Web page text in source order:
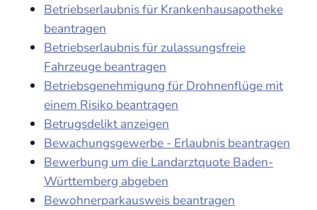
Betriebserlaubnis für Krankenhausapotheke
beantragen
Betriebserlaubnis für zulassungsfreie
Fahrzeuge beantragen
Betriebsgenehmigung für Drohnenflüge mit
einem Risiko beantragen
Betrugsdelikt anzeigen
Bewachungsgewerbe - Erlaubnis beantragen
Bewerbung um die Landarztquote Baden-
Württemberg abgeben
Bewohnerparkausweis beantragen